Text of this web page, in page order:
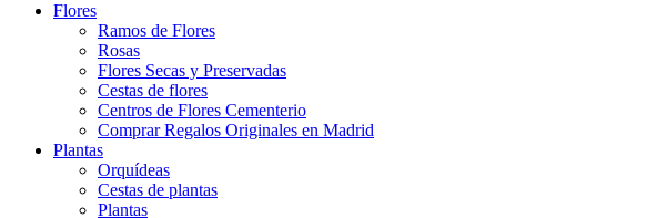
Flores
Ramos de Flores
Rosas
Flores Secas y Preservadas
Cestas de flores
Centros de Flores Cementerio
Comprar Regalos Originales en Madrid
Plantas
Orquídeas
Cestas de plantas
Plantas